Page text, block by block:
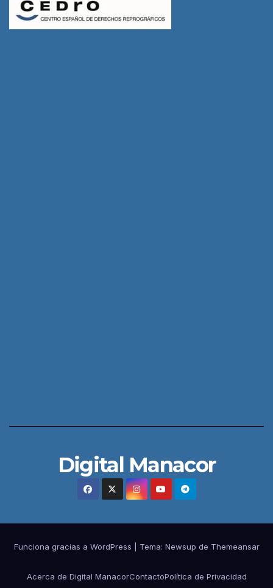
Digital Manacor
Funciona gracias a WordPress Tema: Newsup de Themeansar
Acerca de Digital ManacorContactoPolítica de Privacidad